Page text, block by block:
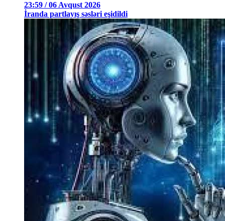
23:59 / 06 Avqust 2026
İranda partlayış səsləri eşidildi